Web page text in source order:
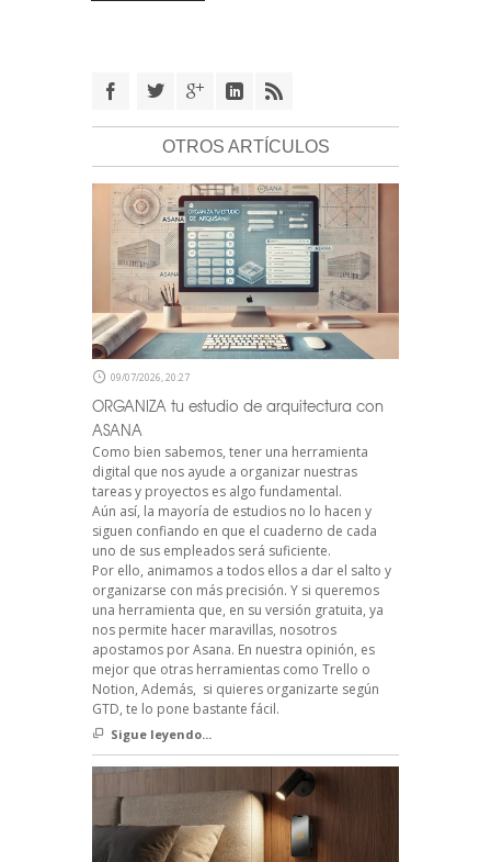
OTROS ARTÍCULOS
09/07/2026, 20:27
ORGANIZA tu estudio de arquitectura con
ASANA
Como bien sabemos, tener una herramienta
digital que nos ayude a organizar nuestras
tareas y proyectos es algo fundamental.
Aún así, la mayoría de estudios no lo hacen y
siguen confiando en que el cuaderno de cada
uno de sus empleados será suficiente.
Por ello, animamos a todos ellos a dar el salto y
organizarse con más precisión. Y si queremos
una herramienta que, en su versión gratuita, ya
nos permite hacer maravillas, nosotros
apostamos por Asana. En nuestra opinión, es
mejor que otras herramientas como Trello o
Notion, Además, si quieres organizarte según
GTD, te lo pone bastante fácil.
Sigue leyendo...